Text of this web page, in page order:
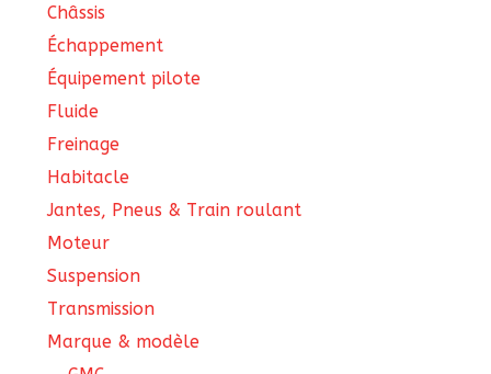
Châssis
Échappement
Équipement pilote
Fluide
Freinage
Habitacle
Jantes, Pneus & Train roulant
Moteur
Suspension
Transmission
Marque & modèle